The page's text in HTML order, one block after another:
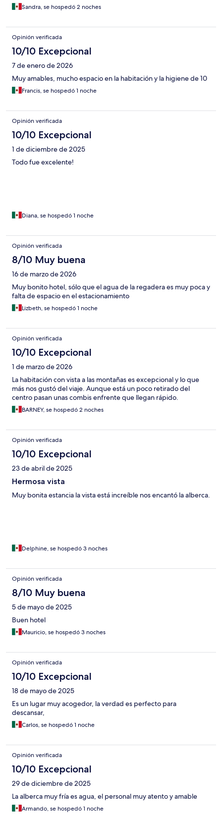
Sandra, se hospedó 2 noches
Opinión verificada
10/10 Excepcional
7 de enero de 2026
Muy amables, mucho espacio en la habitación y la higiene de 10
Francis, se hospedó 1 noche
Opinión verificada
10/10 Excepcional
1 de diciembre de 2025
Todo fue excelente!
Diana, se hospedó 1 noche
Opinión verificada
8/10 Muy buena
16 de marzo de 2026
Muy bonito hotel, sólo que el agua de la regadera es muy poca y
falta de espacio en el estacionamiento
Lizbeth, se hospedó 1 noche
Opinión verificada
10/10 Excepcional
1 de marzo de 2026
La habitación con vista a las montañas es excepcional y lo que
más nos gustó del viaje. Aunque está un poco retirado del
centro pasan unas combis enfrente que llegan rápido.
BARNEY, se hospedó 2 noches
Opinión verificada
10/10 Excepcional
23 de abril de 2025
Hermosa vista
Muy bonita estancia la vista está increíble nos encantó la alberca.
Delphine, se hospedó 3 noches
Opinión verificada
8/10 Muy buena
5 de mayo de 2025
Buen hotel
Mauricio, se hospedó 3 noches
Opinión verificada
10/10 Excepcional
18 de mayo de 2025
Es un lugar muy acogedor, la verdad es perfecto para
descansar,
Carlos, se hospedó 1 noche
Opinión verificada
10/10 Excepcional
29 de diciembre de 2025
La alberca muy fría es agua, el personal muy atento y amable
Armando, se hospedó 1 noche